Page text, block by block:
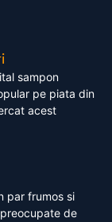
sampon
pe piata din
acest
par frumos si
de